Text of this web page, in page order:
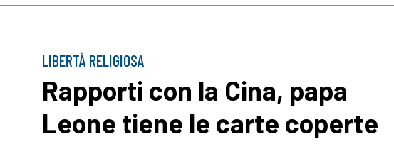
LIBERTÀ RELIGIOSA
Rapporti con la Cina, papa
Leone tiene le carte coperte